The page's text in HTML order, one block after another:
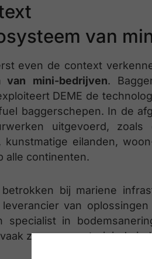
van
even de context
van mini-bedrijven.
DEME de
baggerschepen. In de
uitgevoerd,
kunstmatige eilanden,
alle continenten.
bij mariene
leverancier van
specialist in
zwaar verontreinigde